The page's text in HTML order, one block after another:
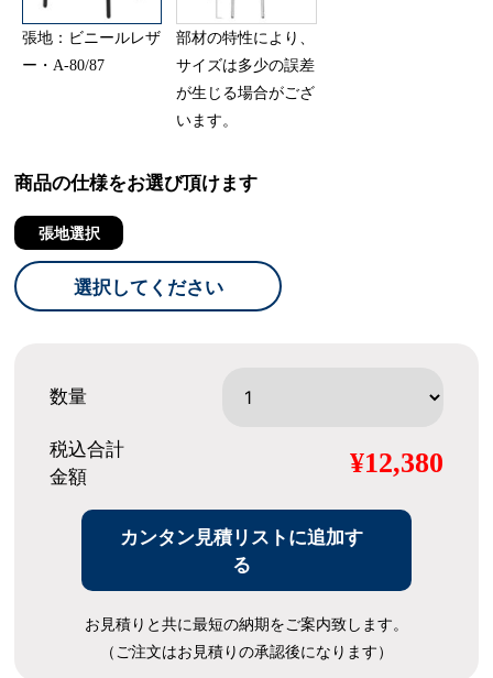
張地：ビニールレザ
ー・A-80/87
部材の特性により、
サイズは多少の誤差
が生じる場合がござ
います。
商品の仕様をお選び頂けます
張地選択
選択してください
数量
税込合計
金額
¥12,380
カンタン見積リストに追加す
る
お見積りと共に最短の納期をご案内致します。
（ご注文はお見積りの承認後になります）